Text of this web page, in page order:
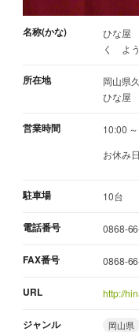
名称(かな)
ひな屋
く よ
所在地
岡山県
ひな屋
営業時間
10:00
お休み
駐車場 10台
電話番号 0868-
FAX番号 0868-
URL http://
ジャンル 岡山県